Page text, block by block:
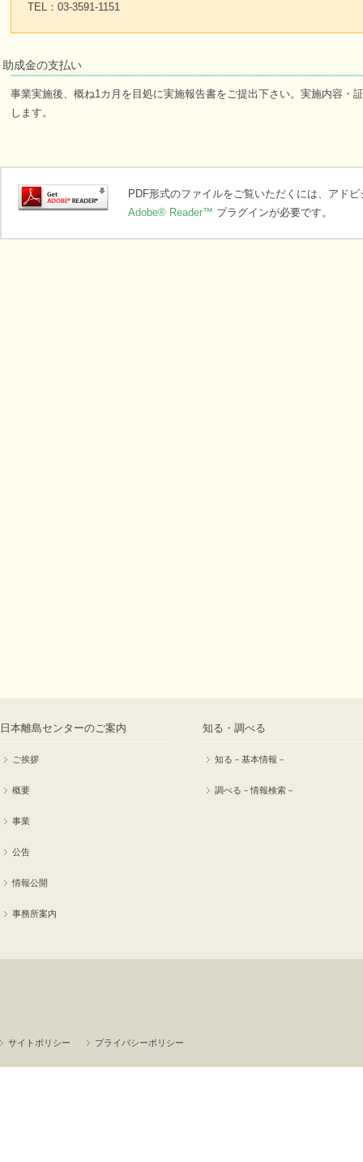
TEL：03-3591-1151
助成金の支払い
事業実施後、概ね1カ月を目処に実施報告書をご提出下さい。実施内容・
します。
PDF形式のファイルをご覧いただくには、アド
Adobe® Reader™ プラグインが必要です。
日本離島センターのご案内
ご挨拶
概要
事業
公告
情報公開
事務所案内
知る・調べる
知る－基本情報－
調べる－情報検索－
サイトポリシー プライバシーポリシー